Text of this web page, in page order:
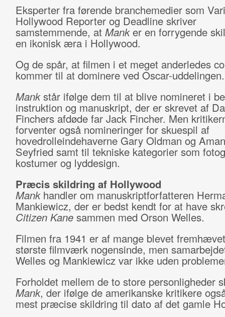
Eksperter fra førende branchemedier som
Hollywood Reporter og Deadline skriver
samstemmende, at Manker en forrygende
en ikonisk æra i Hollywood.
Og de spår, at filmen i et meget anderledes
kommer til at dominere ved Oscar-uddelingen.
Mank står ifølge dem til at blive nomineret i
instruktion og manuskript, der er skrevet af
Finchers afdøde far Jack Fincher. Men
forventer også nomineringer for skuespil af
hovedrolleindehaverne Gary Oldman og
Seyfried samt til tekniske kategorier som
kostumer og lyddesign.
Præcis skildring af Hollywood
Mank handler om manuskriptforfatteren
Mankiewicz, der er bedst kendt for at have
Citizen Kane sammen med Orson Welles.
Filmen fra 1941 er af mange blevet
største filmværk nogensinde, men
Welles og Mankiewicz var ikke uden
Forholdet mellem de to store personligheder
Mank, der ifølge de amerikanske kritikere
mest præcise skildring til dato af det gamle